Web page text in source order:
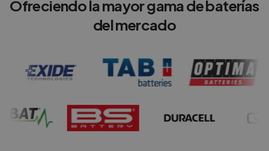
Ofreciendo la mayor gama de baterías
del mercado